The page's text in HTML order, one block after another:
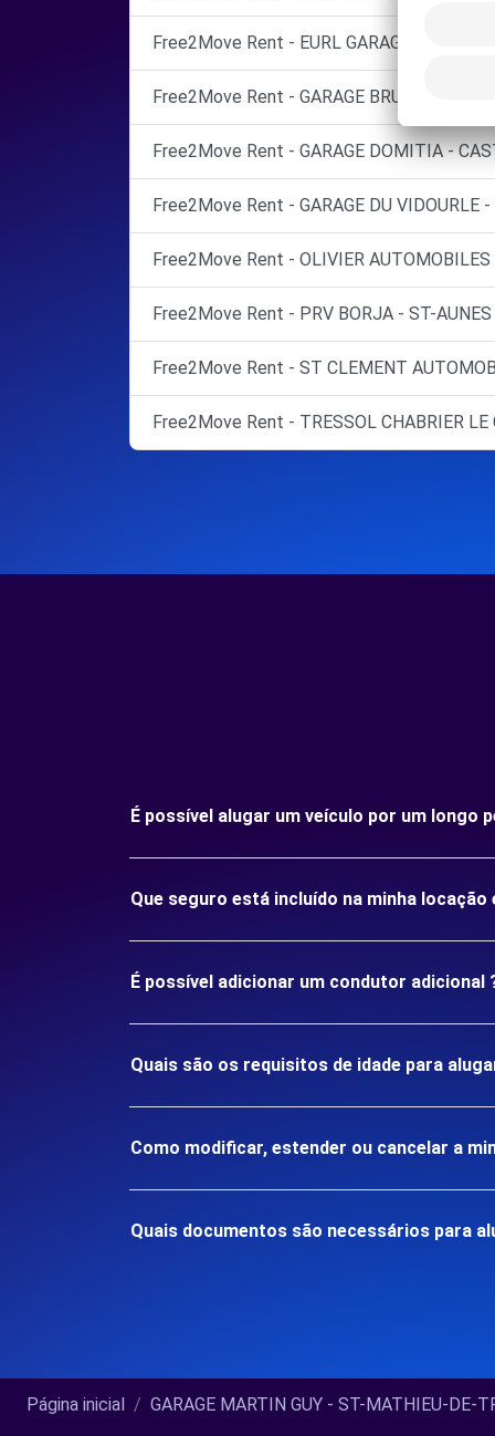
Free2Move Rent - EURL GARAGE ROPA -
Free2Move Rent - GARAGE BRU -
Free2Move Rent - GARAGE DOMITIA -
Free2Move Rent - GARAGE DU VIDOURLE
Free2Move Rent - OLIVIER AUTOMOBILES
Free2Move Rent - PRV BORJA - ST-AUNES
Free2Move Rent - ST CLEMENT
Free2Move Rent - TRESSOL CHABRIER LE
É possível alugar um veículo por um longo
Que seguro está incluído na minha locação
É possível adicionar um condutor adicional
Quais são os requisitos de idade para
Como modificar, estender ou cancelar a
Quais documentos são necessários para
Página inicial GARAGE MARTIN GUY - ST-MATHIEU-DE-